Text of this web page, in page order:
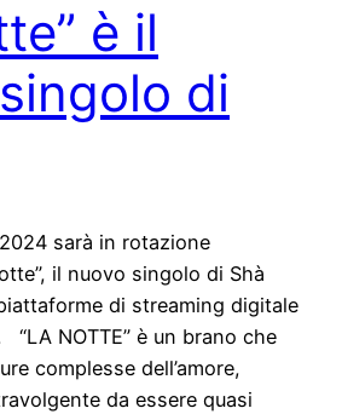
è il
di
sarà in rotazione
il nuovo singolo di Shà
di streaming digitale
NOTTE” è un brano che
complesse dell’amore,
da essere quasi